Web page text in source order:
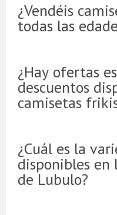
¿Vendéis
todas las
¿Hay ofertas
descuentos
camisetas
¿Cuál es la
disponibles en
de Lubulo?